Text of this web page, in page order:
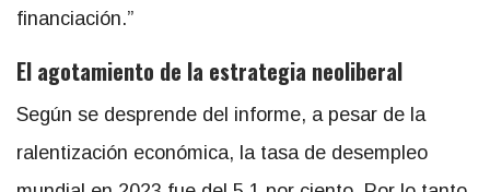
financiación.”
El agotamiento de la estrategia neoliberal
Según se desprende del informe, a pesar de la
ralentización económica, la tasa de desempleo